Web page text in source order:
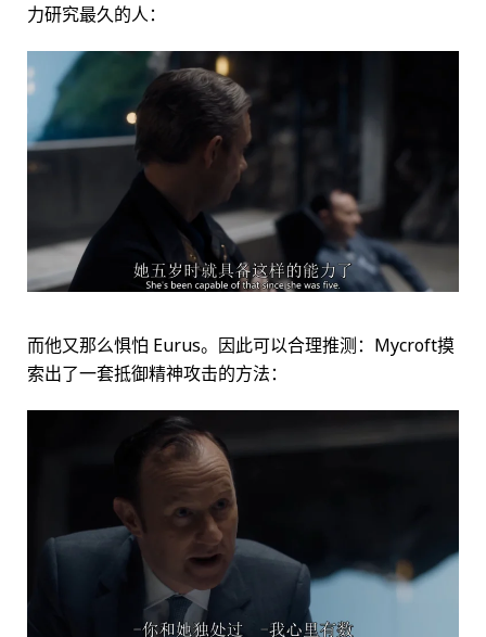
力研究最久的人：
而他又那么惧怕 Eurus。因此可以合理推测：Mycroft摸
索出了一套抵御精神攻击的方法：